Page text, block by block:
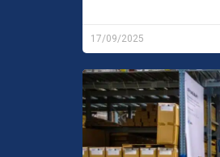
17/09/2025